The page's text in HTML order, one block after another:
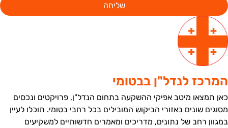
שליחה
לנדל"ן בבטומי
תמצאו מיטב אפיקי ההשקעה בתחום הנדל"ן, פרויקטים ונכסים
שונים באזורי הביקוש המובילים בכל רחבי בטומי. תוכלו לעיין
רחב של נתונים, מדריכים ומאמרים חדשותיים למשקיעים